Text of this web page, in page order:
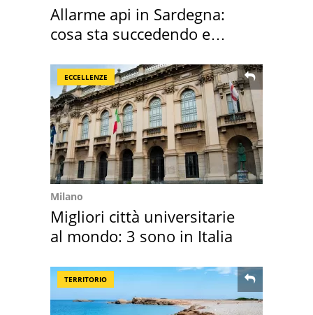
Allarme api in Sardegna:
cosa sta succedendo e
ECCELLENZE
Milano
Migliori città universitarie
al mondo: 3 sono in Italia
TERRITORIO